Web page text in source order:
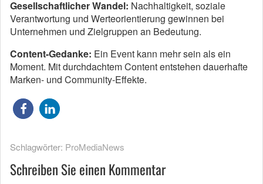
Gesellschaftlicher Wandel: Nachhaltigkeit, soziale
Verantwortung und Werteorientierung gewinnen bei
Unternehmen und Zielgruppen an Bedeutung.
Content-Gedanke: Ein Event kann mehr sein als ein
Moment. Mit durchdachtem Content entstehen dauerhafte
Marken- und Community-Effekte.
Schlagwörter: ProMediaNews
Schreiben Sie einen Kommentar